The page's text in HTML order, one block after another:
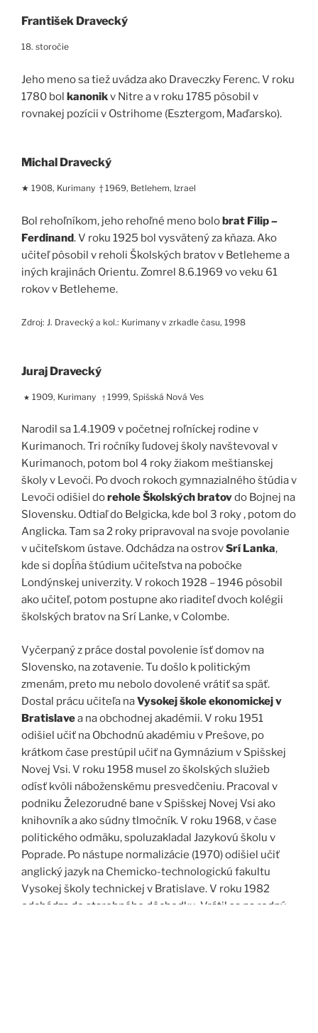
František Dravecký
18. storočie
Jeho meno sa tiež uvádza ako Draveczky Ferenc. V roku
1780 bol kanonikv Nitre a v roku 1785 pôsobil v
rovnakej pozícii v Ostrihome (Esztergom, Maďarsko).
Michal Dravecký
★ 1908, Kurimany † 1969, Betlehem, Izrael
Bol rehoľníkom, jeho rehoľné meno bolobrat Filip –
Ferdinand. V roku 1925 bol vysvätený za kňaza. Ako
učiteľ pôsobil v reholi Školských bratov v Betleheme a
iných krajinách Orientu. Zomrel 8.6.1969 vo veku 61
rokov v Betleheme.
Zdroj: J. Dravecký a kol.: Kurimany v zrkadle času, 1998
Juraj Dravecký
★ 1909, Kurimany †1999, Spišská Nová Ves
Narodil sa 1.4.1909 v početnej roľníckej rodine v
Kurimanoch. Tri ročníky ľudovej školy navštevoval v
Kurimanoch, potom bol 4 roky žiakom meštianskej
školy v Levoči. Po dvoch rokoch gymnazialného štúdia v
Levoči odišiel dorehole Školských bratovdo Bojnej na
Slovensku. Odtiaľ do Belgicka, kde bol 3 roky , potom do
Anglicka. Tam sa 2 roky pripravoval na svoje povolanie
v učiteľskom ústave. Odchádza na ostrovSrí Lanka,
kde si dopĺňa štúdium učiteľstva na pobočke
Londýnskej univerzity. V rokoch 1928 – 1946 pôsobil
ako učiteľ, potom postupne ako riaditeľ dvoch kolégii
školských bratov na Srí Lanke, v Colombe.
Vyčerpaný z práce dostal povolenie ísť domov na
Slovensko, na zotavenie. Tu došlo k politickým
zmenám, preto mu nebolo dovolené vrátiť sa späť.
Dostal prácu učiteľa naVysokej škole ekonomickej v
Bratislavea na obchodnej akadémii. V roku 1951
odišiel učiť na Obchodnú akadémiu v Prešove, po
krátkom čase prestúpil učiť na Gymnázium v Spišskej
Novej Vsi. V roku 1958 musel zo školských služieb
odísť kvôli náboženskému presvedčeniu. Pracoval v
podniku Železorudné bane v Spišskej Novej Vsi ako
knihovník a ako súdny tlmočník. V roku 1968, v čase
politického odmäku, spoluzakladal Jazykovú školu v
Poprade. Po nástupe normalizácie (1970) odišiel učiť
anglický jazyk na Chemicko-technologickú fakultu
Vysokej školy technickej v Bratislave. V roku 1982
odchádza do starobného dôchodku. Vrátil sa na rodný